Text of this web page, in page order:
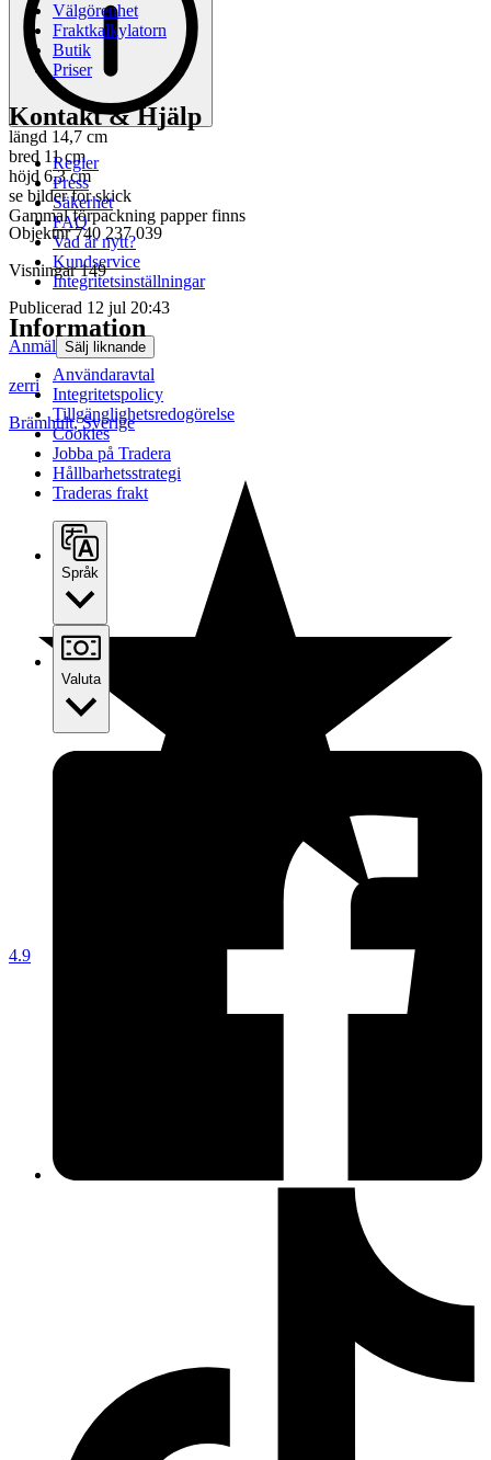
längd 14,7 cm
bred 11 cm
höjd 6,3 cm
se bilder for skick
Gammal förpackning papper finns
Objektnr 740 237 039
Visningar 149
Publicerad 12 jul 20:43
Anmäl Sälj liknande
zerri
Brämhult,Sverige
4.9
Välgörenhet
Fraktkalkylatorn
Butik
Priser
Kontakt & Hjälp
Regler
Press
Säkerhet
FAQ
Vad är nytt?
Kundservice
Integritetsinställningar
Information
Användaravtal
Integritetspolicy
Tillgänglighetsredogörelse
Cookies
Jobba på Tradera
Hållbarhetsstrategi
Traderas frakt
Språk
Valuta